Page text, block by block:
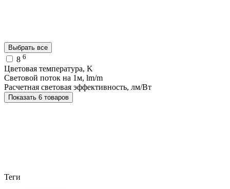
Выбрать все
8 6
Цветовая температура, K
Световой поток на 1м, lm/m
Расчетная световая эффективность, лм/Вт
Показать 6 товаров
Теги